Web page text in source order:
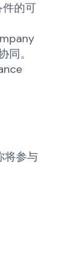
的可
。
将参与